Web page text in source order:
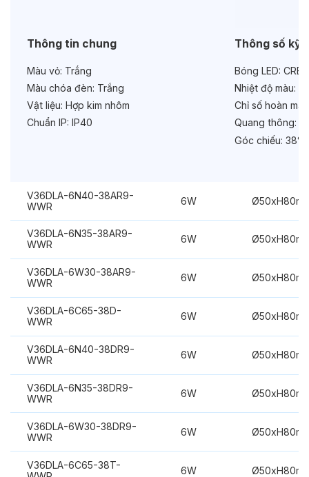
Chức năng:
Thông tin chung
Màu vỏ: Trắng
Màu chóa đèn: Trắng
Vật liệu: Hợp kim nhôm
Chuẩn IP: IP40
Thông số kỹ
Bóng LED:
Nhiệt độ màu:
Chỉ số hoàn
Quang thông:
Góc chiếu: 38°
V36DLA-6N40-38AR9-
WWR
6W
V36DLA-6N35-38AR9-
WWR
6W
V36DLA-6W30-38AR9-
WWR
6W
V36DLA-6C65-38D-
WWR
6W
V36DLA-6N40-38DR9-
WWR
6W
V36DLA-6N35-38DR9-
WWR
6W
V36DLA-6W30-38DR9-
WWR
6W
V36DLA-6C65-38T-
6W